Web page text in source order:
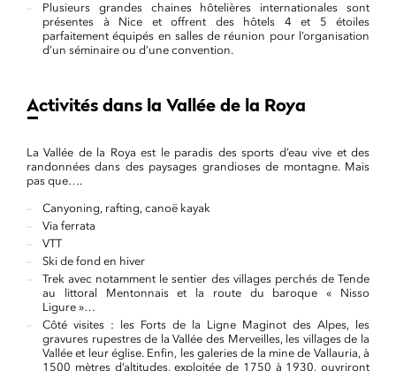
Plusieurs grandes chaines hôtelières internationales sont
présentes à Nice et offrent des hôtels 4 et 5 étoiles
parfaitement équipés en salles de réunion pour l’organisation
d’un séminaire ou d’une convention.
Activités dans la Vallée de la Roya
La Vallée de la Roya est le paradis des sports d’eau vive et des
randonnées dans des paysages grandioses de montagne. Mais
pas que….
Canyoning, rafting, canoë kayak
Via ferrata
VTT
Ski de fond en hiver
Trek avec notamment le sentier des villages perchés de Tende
au littoral Mentonnais et la route du baroque « Nisso
Ligure »…
Côté visites : les Forts de la Ligne Maginot des Alpes, les
gravures rupestres de la Vallée des Merveilles, les villages de la
Vallée et leur église. Enfin, les galeries de la mine de Vallauria, à
1500 mètres d’altitudes, exploitée de 1750 à 1930, ouvriront